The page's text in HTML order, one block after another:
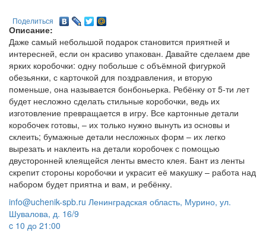
Поделиться
Описание:
Даже самый небольшой подарок становится приятней и
интересней, если он красиво упакован. Давайте сделаем две
ярких коробочки: одну побольше с объёмной фигуркой
обезьянки, с карточкой для поздравления, и вторую
поменьше, она называется бонбоньерка. Ребёнку от 5-ти лет
будет несложно сделать стильные коробочки, ведь их
изготовление превращается в игру. Все картонные детали
коробочек готовы, – их только нужно вынуть из основы и
склеить; бумажные детали несложных форм – их легко
вырезать и наклеить на детали коробочек с помощью
двусторонней клеящейся ленты вместо клея. Бант из ленты
скрепит стороны коробочки и украсит её макушку – работа над
набором будет приятна и вам, и ребёнку.
info@uchenik-spb.ru Ленинградская область, Мурино, ул.
Шувалова, д. 16/9
c 10 до 21:00